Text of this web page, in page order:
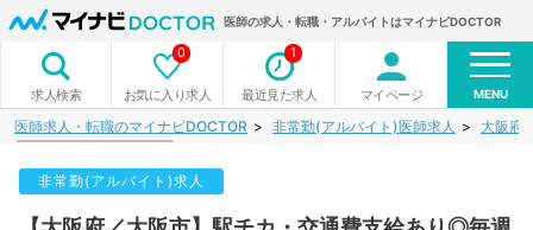
医師の求人・転職・アルバイトはマイナビDOCTOR
求人検索 お気に入り求人
0
最近見た求人
1
マイページ MENU
医師求人・転職のマイナビDOCTOR 非常勤(アルバイト)医師求人 大阪府
非常勤(アルバイト)求人